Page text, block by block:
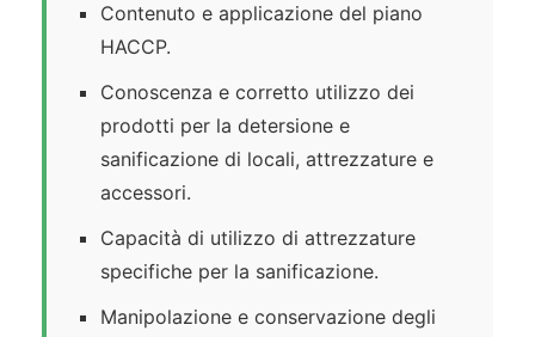
Contenuto e applicazione del piano
HACCP.
Conoscenza e corretto utilizzo dei
prodotti per la detersione e
sanificazione di locali, attrezzature e
accessori.
Capacità di utilizzo di attrezzature
specifiche per la sanificazione.
Manipolazione e conservazione degli